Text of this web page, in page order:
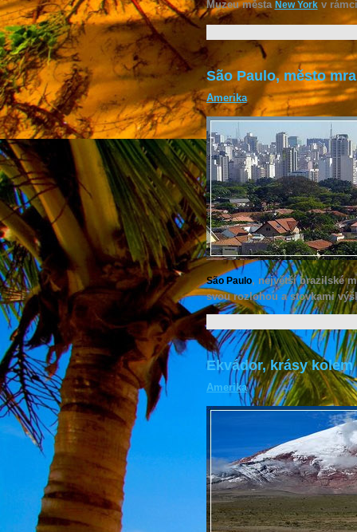
Muzeu města New Yorkv
São Paulo, město
Amerika
São Paulo, největší brazilské
svou rozlohou a stovkami
Ekvádor, krásy
Amerika